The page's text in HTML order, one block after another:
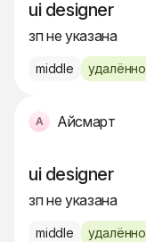
ui designer
зп не указана
middle удалённо
Айсмарт
ui designer
зп не указана
middle удалённо